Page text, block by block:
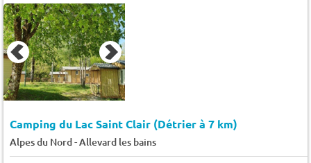
Camping du Lac Saint Clair (Détrier à 7 km)
Alpes du Nord-Allevard les bains